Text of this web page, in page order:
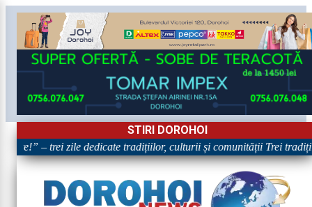
STIRI DOROHOI
– trei zile dedicate tradițiilor, culturii și comunității Trei tradiții.